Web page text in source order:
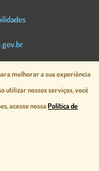
Verde
903
melhorar a sua experiência
utilizar nossos serviços, você
acesse nossaPolítica de